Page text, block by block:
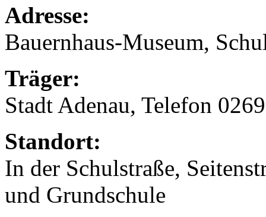
Adresse:
Bauernhaus-Museum,
Träger:
Stadt Adenau, Telefon
Standort:
In der Schulstraße,
und Grundschule